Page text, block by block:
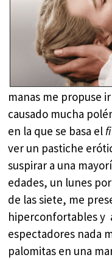
manas me propuse
causado mucha
en la que se basa el
ver un pastiche
suspirar a una
edades, un lunes
de las siete, me
hiperconfortables y
espectadores nada
palomitas en una